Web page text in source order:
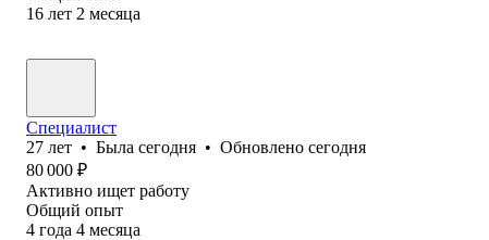
16 лет 2 месяца
Специалист
27 лет • Была сегодня • Обновлено сегодня
80 000 ₽
Активно ищет работу
Общий опыт
4 года 4 месяца